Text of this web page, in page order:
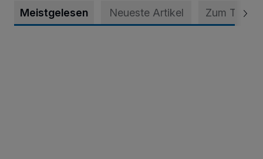
Meistgelesen Neueste Artikel Zum Thema